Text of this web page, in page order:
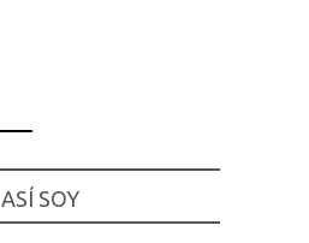
ASÍ SOY